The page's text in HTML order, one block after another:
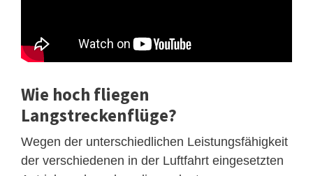
Wie hoch fliegen
Langstreckenflüge?
Wegen der unterschiedlichen Leistungsfähigkeit
der verschiedenen in der Luftfahrt eingesetzten